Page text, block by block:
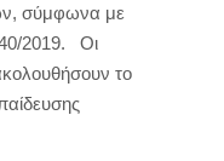
σύμφωνα με
2019. Οι
το